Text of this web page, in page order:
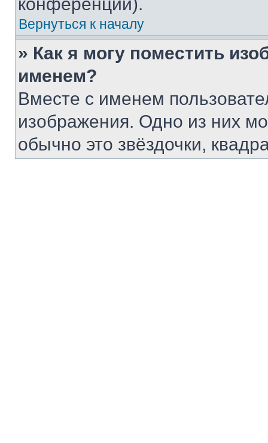
Вернуться к началу
» Как я могу поместить
именем?
Вместе с именем
изображения. Одно из них
обычно это звёздочки,